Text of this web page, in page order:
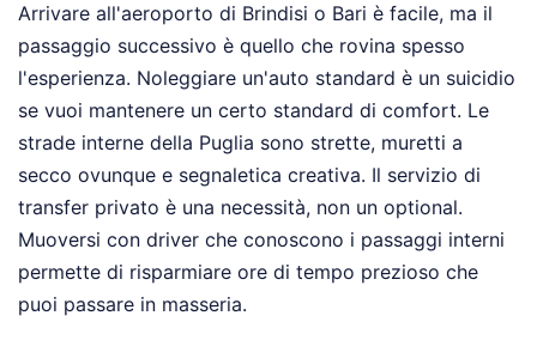
Arrivare all'aeroporto di Brindisi o Bari è facile, ma il
passaggio successivo è quello che rovina spesso
l'esperienza. Noleggiare un'auto standard è un suicidio
se vuoi mantenere un certo standard di comfort. Le
strade interne della Puglia sono strette, muretti a
secco ovunque e segnaletica creativa. Il servizio di
transfer privato è una necessità, non un optional.
Muoversi con driver che conoscono i passaggi interni
permette di risparmiare ore di tempo prezioso che
puoi passare in masseria.